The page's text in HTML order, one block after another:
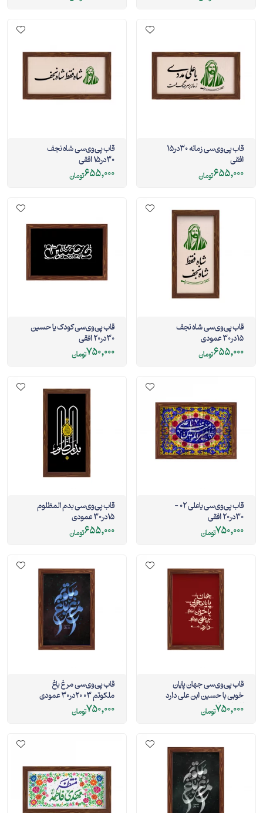
قاب پی‌وی‌سی زمانه 30در15
افقی
655,000تومان
قاب پی‌وی‌سی شاه نجف
30در15 افقی
655,000تومان
قاب پی‌وی‌سی شاه نجف
15در30 عمودی
655,000تومان
قاب پی‌وی‌سی کودک یا حسین
30در20 افقی
750,000تومان
قاب پی‌وی‌سی یاعلی 02 -
30در20 افقی
750,000تومان
قاب پی‌وی‌سی بدم المظلوم
15در30 عمودی
655,000تومان
قاب پی‌وی‌سی جهان پایان
خوبی با حسین ابن علی دارد
02 20در30 عمودی
750,000تومان
قاب پی‌وی‌سی مرغ باغ
ملکوتم 03 20در30 عمودی
750,000تومان